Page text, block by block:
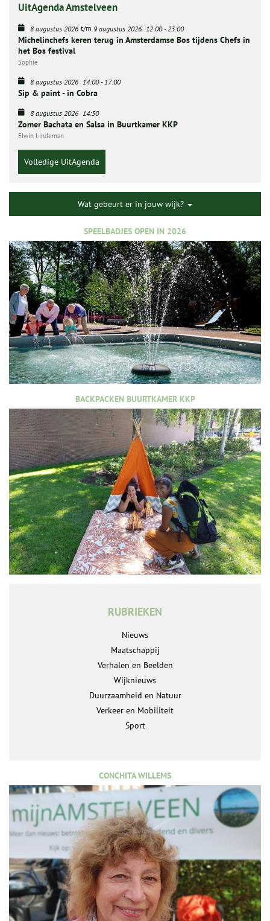
UitAgenda Amstelveen
8 augustus 2026 t/m 9 augustus 2026 12:00-23:00
Michelinchefs keren terug in Amsterdamse Bos tijdens Chefs in
het Bos festival
Sophie
8 augustus 2026 14:00-17:00
Sip & paint - in Cobra
8 augustus 2026 14:30
Zomer Bachata en Salsa in Buurtkamer KKP
Elwin Lindeman
Volledige UitAgenda
Wat gebeurt er in jouw wijk?
SPEELBADJES OPEN IN 2026
BACKPACKEN BUURTKAMER KKP
RUBRIEKEN
Nieuws
Maatschappij
Verhalen en Beelden
Wijknieuws
Duurzaamheid en Natuur
Verkeer en Mobiliteit
Sport
CONCHITA WILLEMS